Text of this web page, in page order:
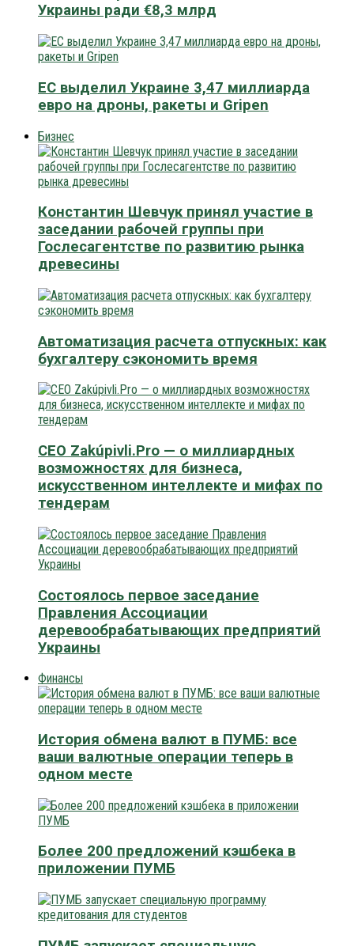
Украины ради €8,3 млрд
ЕС выделил Украине 3,47 миллиарда
евро на дроны, ракеты и Gripen
Бизнес
Константин Шевчук принял участие в
заседании рабочей группы при
Гослесагентстве по развитию рынка
древесины
Автоматизация расчета отпускных: как
бухгалтеру сэкономить время
CEO Zakúpivli.Pro — о миллиардных
возможностях для бизнеса,
искусственном интеллекте и мифах по
тендерам
Состоялось первое заседание
Правления Ассоциации
деревообрабатывающих предприятий
Украины
Финансы
История обмена валют в ПУМБ: все
ваши валютные операции теперь в
одном месте
Более 200 предложений кэшбека в
приложении ПУМБ